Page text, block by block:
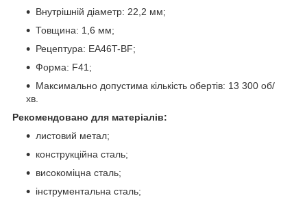
Внутрішній діаметр: 22,2 мм;
Товщина: 1,6 мм;
Рецептура: EA46T-BF;
Форма: F41;
Максимально допустима кількість обертів: 13 300 об/
хв.
Рекомендовано для матеріалів:
листовий метал;
конструкційна сталь;
високоміцна сталь;
інструментальна сталь;